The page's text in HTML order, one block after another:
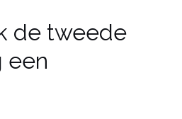
de tweede
een